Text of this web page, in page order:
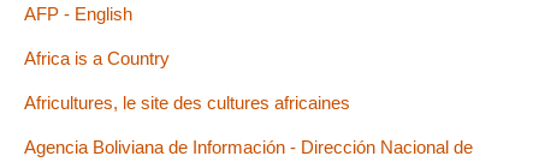
AFP - English
Africa is a Country
Africultures, le site des cultures africaines
Agencia Boliviana de Información - Dirección Nacional de